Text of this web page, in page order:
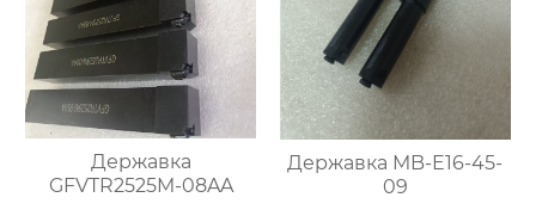
Державка
GFVTR2525M-08AA
Державка MB-E16-45-
09